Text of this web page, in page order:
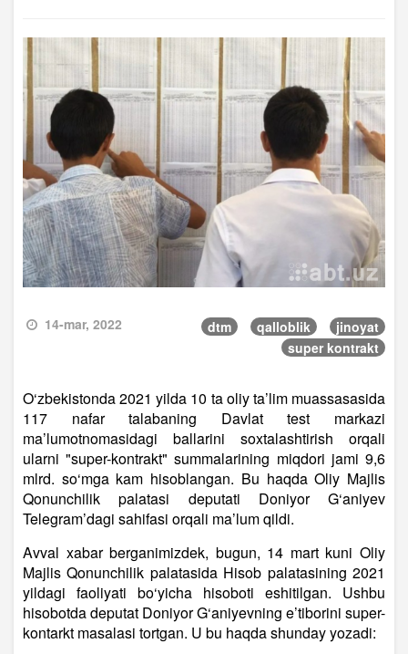
14-mar, 2022 dtm qalloblik
jinoyat
super kontrakt
O‘zbekistonda 2021 yilda 10 ta oliy ta’lim muassasasida
117 nafar talabaning Davlat test markazi
ma’lumotnomasidagi ballarini soxtalashtirish orqali
ularni "super-kontrakt" summalarining miqdori jami 9,6
mlrd. so‘mga kam hisoblangan. Bu haqda Oliy Majlis
Qonunchilik palatasi deputati Doniyor G‘aniyev
Telegram’dagi sahifasi orqali ma’lum qildi.
Avval xabar berganimizdek, bugun, 14 mart kuni Oliy
Majlis Qonunchilik palatasida Hisob palatasining 2021
yildagi faoliyati bo‘yicha hisoboti eshitilgan. Ushbu
hisobotda deputat Doniyor G‘aniyevning e’tiborini super-
kontarkt masalasi tortgan. U bu haqda shunday yozadi: